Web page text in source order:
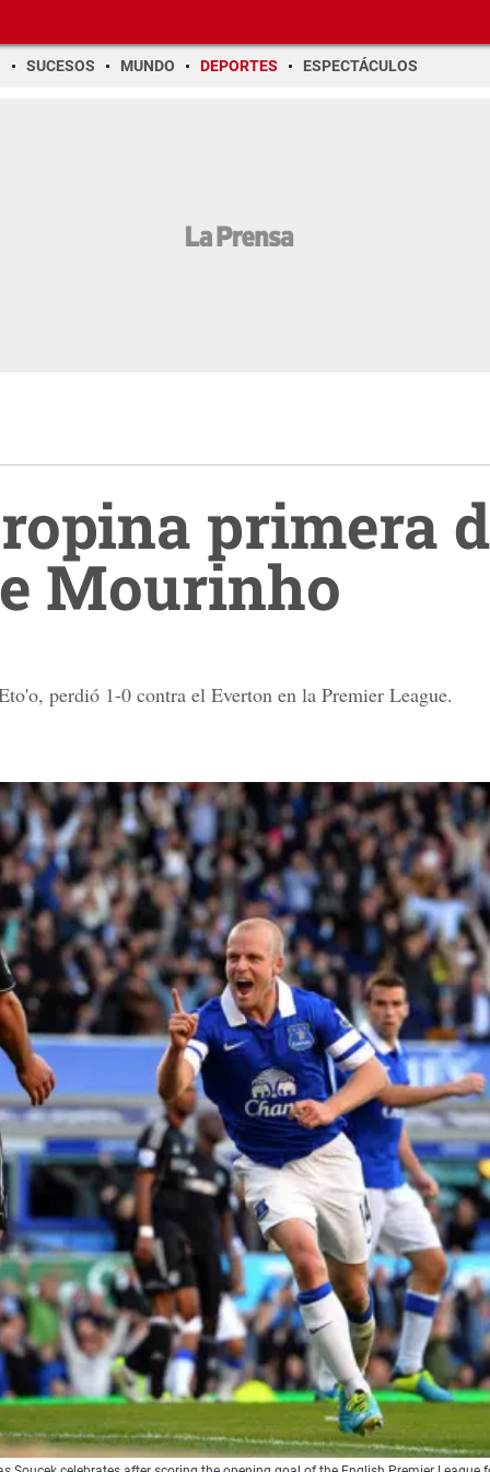
SUCESOS MUNDO DEPORTES ESPECTÁCULOS
primera
Mourinho
perdió 1-0 contra el Everton en la Premier League.